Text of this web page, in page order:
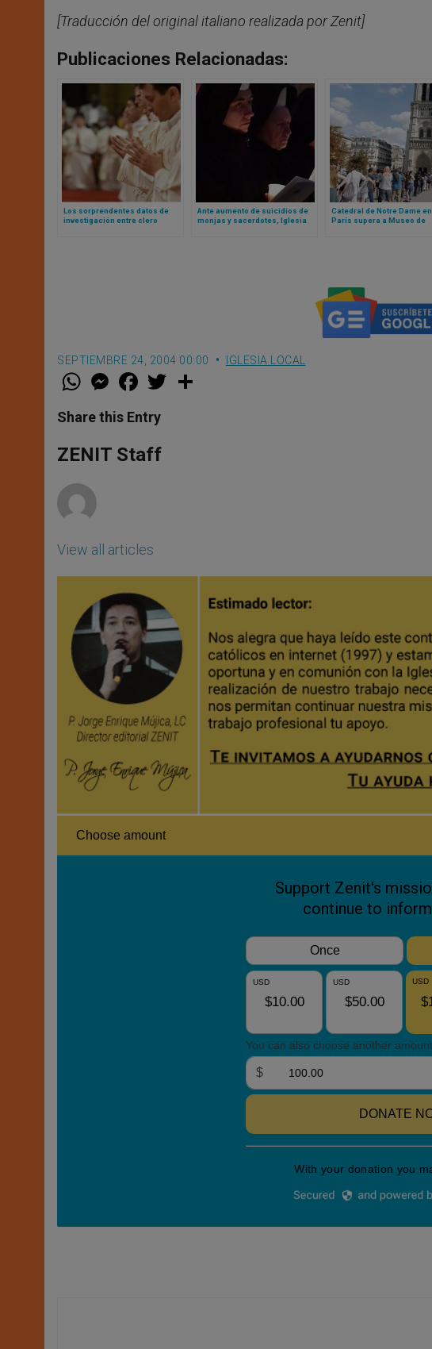
[Traducción del original italiano realizada por Zenit]
Publicaciones Relacionadas:
Los sorprendentes datos de
investigación entre clero
Ante aumento de suicidios de
monjas y sacerdotes, Iglesia
Catedral de Notre Dame en
París supera a Museo de
SEPTIEMBRE 24, 2004 00:00 IGLESIA LOCAL
W
t
s
p
p
M
e
s
e
g
e
F
a
e
b
o
k
w
Share this Entry
ZENIT Staff
View all articles